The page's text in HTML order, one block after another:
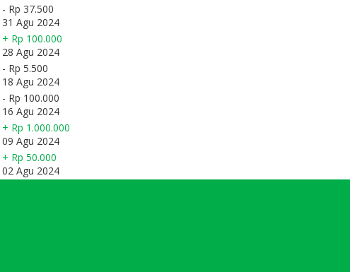
- Rp 37.500
31 Agu 2024
+ Rp 100.000
28 Agu 2024
- Rp 5.500
18 Agu 2024
- Rp 100.000
16 Agu 2024
+ Rp 1.000.000
09 Agu 2024
+ Rp 50.000
02 Agu 2024